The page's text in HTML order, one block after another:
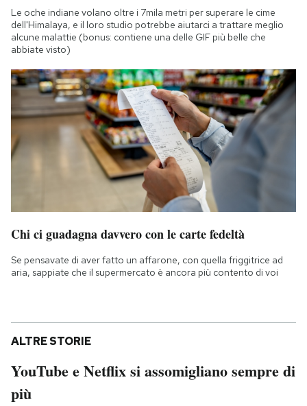
Le oche indiane volano oltre i 7mila metri per superare le cime
dell'Himalaya, e il loro studio potrebbe aiutarci a trattare meglio
alcune malattie (bonus: contiene una delle GIF più belle che
abbiate visto)
Chi ci guadagna davvero con le carte fedeltà
Se pensavate di aver fatto un affarone, con quella friggitrice ad
aria, sappiate che il supermercato è ancora più contento di voi
ALTRE STORIE
YouTube e Netflix si assomigliano sempre di
più